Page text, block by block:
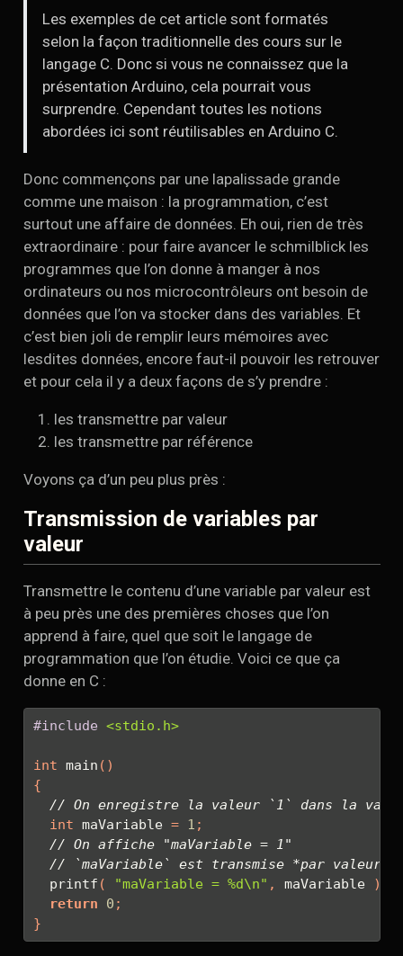
Les exemples de cet article sont formatés
selon la façon traditionnelle des cours sur le
langage C. Donc si vous ne connaissez que la
présentation Arduino, cela pourrait vous
surprendre. Cependant toutes les notions
abordées ici sont réutilisables en Arduino C.
Donc commençons par une lapalissade grande
comme une maison : la programmation, c’est
surtout une affaire de données. Eh oui, rien de très
extraordinaire : pour faire avancer le schmilblick les
programmes que l’on donne à manger à nos
ordinateurs ou nos microcontrôleurs ont besoin de
données que l’on va stocker dans des variables. Et
c’est bien joli de remplir leurs mémoires avec
lesdites données, encore faut-il pouvoir les retrouver
et pour cela il y a deux façons de s’y prendre :
les transmettre par valeur
les transmettre par référence
Voyons ça d’un peu plus près :
Transmission de variables par
valeur
Transmettre le contenu d’une variable par valeur est
à peu près une des premières choses que l’on
apprend à faire, quel que soit le langage de
programmation que l’on étudie. Voici ce que ça
donne en C :
#include <stdio.h>
int main ()
{
// On enregistre la valeur `1` dans la
int maVariable = 1 ;
// On affiche "maVariable = 1"
// `maVariable` est transmise *par
  printf
( "maVariable = %d\n" , maVariable
);
return
0 ;
}